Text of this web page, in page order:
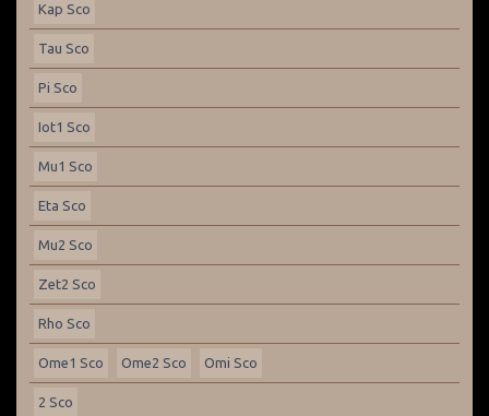
Kap Sco
Tau Sco
Pi Sco
Iot1 Sco
Mu1 Sco
Eta Sco
Mu2 Sco
Zet2 Sco
Rho Sco
Ome1 Sco Ome2 Sco Omi Sco
2 Sco